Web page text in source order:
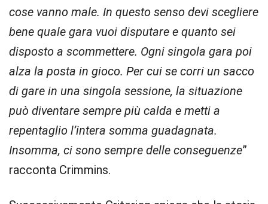
cose vanno male. In questo senso devi scegliere
bene quale gara vuoi disputare e quanto sei
disposto a scommettere. Ogni singola gara poi
alza la posta in gioco. Per cui se corri un sacco
di gare in una singola sessione, la situazione
può diventare sempre più calda e metti a
repentaglio l’intera somma guadagnata.
Insomma, ci sono sempre delle conseguenze”
racconta Crimmins.